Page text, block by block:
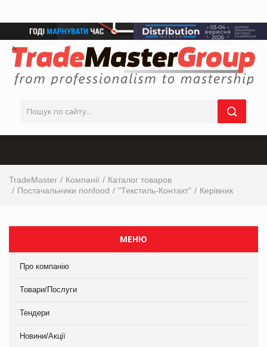
TradeMaster Компанії
Каталог товаров
Постачальники nonfood
"Текстиль-Контакт" Керівник
МЕНЮ
Про компанію
Товари/Послуги
Тендери
Новини/Акції